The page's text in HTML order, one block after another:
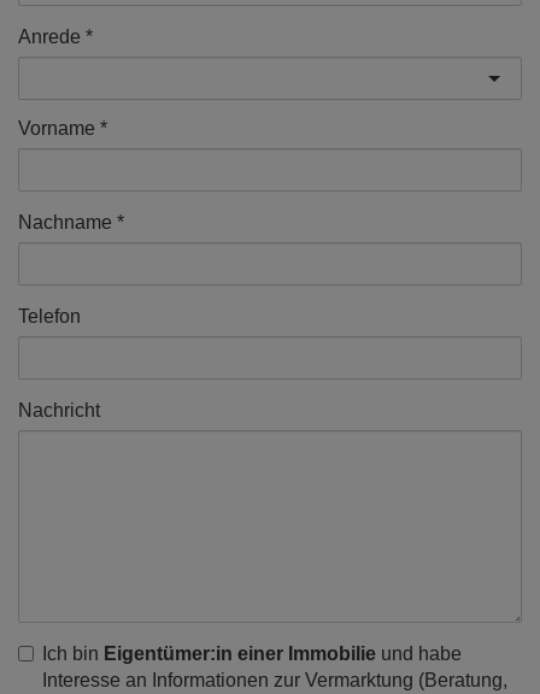
Anrede
Vorname
Nachname
Telefon
Nachricht
Ich bin Eigentümer:in einer Immobilie und habe
Interesse an Informationen zur Vermarktung (Beratung,